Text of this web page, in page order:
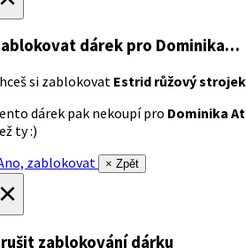
dárek pro Dominika…
si zablokovat Estrid růžový strojek
dárek pak nekoupí pro Dominika
ty :)
zablokovat
× Zpět
zablokování dárku